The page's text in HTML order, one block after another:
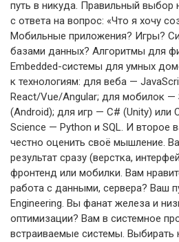
путь в никуда. Правильный выбор
с ответа на вопрос: «Что я хочу
Мобильные приложения? Игры?
базами данных? Алгоритмы для
Embedded-системы для умных
к технологиям: для веба —
React/Vue/Angular; для мобилок —
(Android); для игр — C# (Unity) или
Science — Python и SQL. И второе
честно оценить своё мышление.
результат сразу (верстка,
фронтенд или мобилки. Вам
работа с данными, сервера? Ваш
Engineering. Вы фанат железа и
оптимизации? Вам в системное
встраиваемые системы. Выбирать